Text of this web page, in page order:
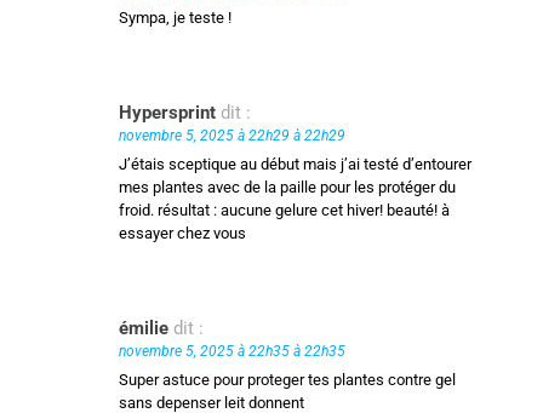
Sympa, je teste !
Hypersprint dit :
novembre 5, 2025 à 22h29 à 22h29
J’étais sceptique au début mais j’ai testé d’entourer
mes plantes avec de la paille pour les protéger du
froid. résultat : aucune gelure cet hiver! beauté! à
essayer chez vous
émilie dit :
novembre 5, 2025 à 22h35 à 22h35
Super astuce pour proteger tes plantes contre gel
sans depenser leit donnent